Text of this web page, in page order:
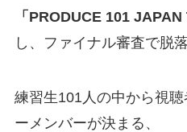
「PRODUCE 101 JAPAN
し、ファイナル審査で脱
練習生101人の中から視
ーメンバーが決まる、